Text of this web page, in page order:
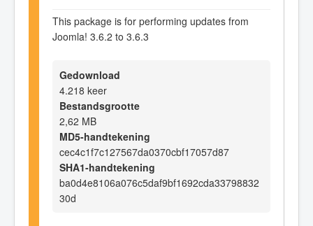
This package is for performing updates from
Joomla! 3.6.2 to 3.6.3
Gedownload
4.218 keer
Bestandsgrootte
2,62 MB
MD5-handtekening
cec4c1f7c127567da0370cbf17057d87
SHA1-handtekening
ba0d4e8106a076c5daf9bf1692cda33798832
30d